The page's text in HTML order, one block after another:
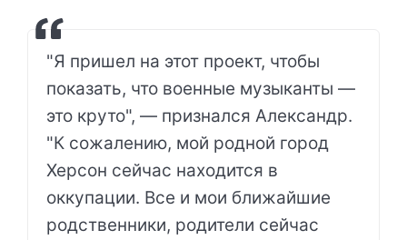
"Я пришел на этот проект, чтобы
показать, что военные музыканты —
это круто", — признался Александр.
"К сожалению, мой родной город
Херсон сейчас находится в
оккупации. Все и мои ближайшие
родственники, родители сейчас